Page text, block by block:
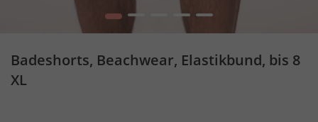
1 2 4 5
Badeshorts, Beachwear, Elastikbund, bis 8
XL